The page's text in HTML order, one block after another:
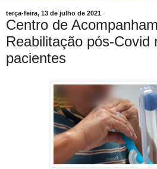
terça-feira, 13 de julho de 2021
Centro de
Reabilitação pós-Covid
pacientes